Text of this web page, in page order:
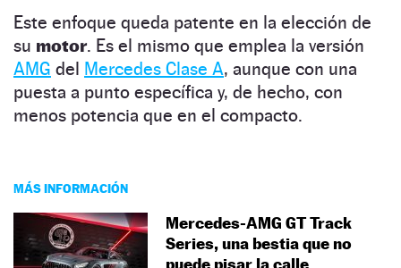
Este enfoque queda patente en la elección de
su motor. Es el mismo que emplea la versión
AMG del Mercedes Clase A, aunque con una
puesta a punto específica y, de hecho, con
menos potencia que en el compacto.
MÁS INFORMACIÓN
Mercedes-AMG GT Track
Series, una bestia que no
puede pisar la calle